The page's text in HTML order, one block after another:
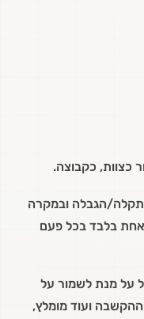
כצוות, כקבוצה.
הגבלה ובמקרה
בלבד בכל פעם
על מנת לשמור על
ועוד מומלץ,